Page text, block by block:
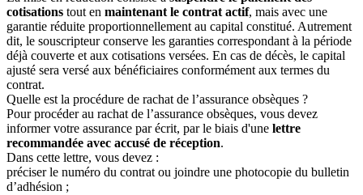
cotisations tout en maintenant le contrat actif, mais avec une
garantie réduite proportionnellement au capital constitué. Autrement
dit, le souscripteur conserve les garanties correspondant à la période
déjà couverte et aux cotisations versées. En cas de décès, le capital
ajusté sera versé aux bénéficiaires conformément aux termes du
contrat.
Quelle est la procédure de rachat de l’assurance obsèques ?
Pour procéder au rachat de l’assurance obsèques, vous devez
informer votre assurance par écrit, par le biais d'une lettre
recommandée avec accusé de réception.
Dans cette lettre, vous devez :
préciser le numéro du contrat ou joindre une photocopie du bulletin
d’adhésion ;